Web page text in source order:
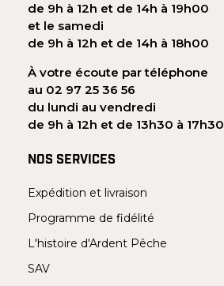
de 9h à 12h et de 14h à 19h00
et le samedi
de 9h à 12h et de 14h à 18h00
À votre écoute par téléphone
au 02 97 25 36 56
du lundi au vendredi
de 9h à 12h et de 13h30 à 17h30
NOS SERVICES
Expédition et livraison
Programme de fidélité
L'histoire d'Ardent Pêche
SAV